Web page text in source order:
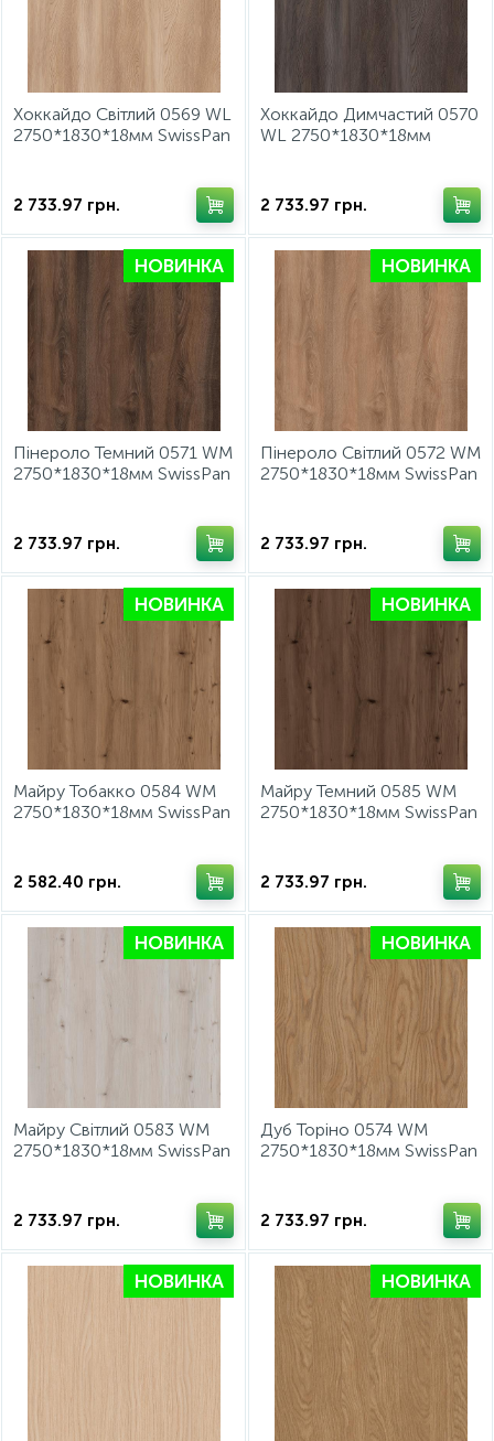
Хоккайдо Світлий 0569 WL
2750*1830*18мм SwissPan
2 733.97 грн.
Хоккайдо Димчастий 0570
WL 2750*1830*18мм
2 733.97 грн.
НОВИНКА
Пінероло Темний 0571 WM
2750*1830*18мм SwissPan
2 733.97 грн.
НОВИНКА
Пінероло Світлий 0572 WM
2750*1830*18мм SwissPan
2 733.97 грн.
НОВИНКА
Майру Тобакко 0584 WM
2750*1830*18мм SwissPan
2 582.40 грн.
НОВИНКА
Майру Темний 0585 WM
2750*1830*18мм SwissPan
2 733.97 грн.
НОВИНКА
Майру Світлий 0583 WM
2750*1830*18мм SwissPan
2 733.97 грн.
НОВИНКА
Дуб Торіно 0574 WM
2750*1830*18мм SwissPan
2 733.97 грн.
НОВИНКА НОВИНКА